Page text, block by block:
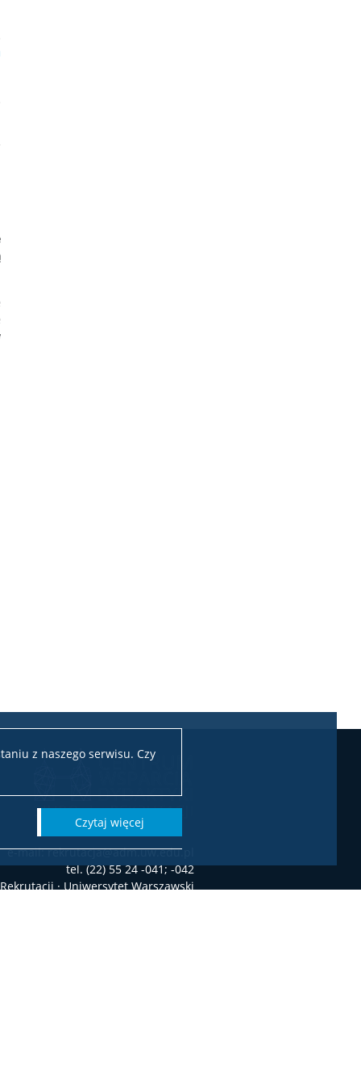
z naszego serwisu. Czy
czytaj więcej
e-mail: rekrutacja@adm.uw.edu.pl
tel. (22) 55 24 -041; -042
· Uniwersytet Warszawski